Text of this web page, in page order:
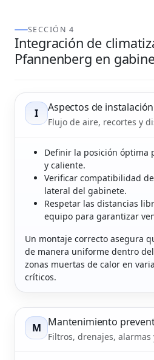
SECCIÓN 4
Integración de
Pfannenberg en
I Aspectos de
Flujo de aire, recortes y
Definir la posición óptima
y caliente.
Verificar compatibilidad
lateral del gabinete.
Respetar las distancias
equipo para garantizar
Un montaje correcto asegura
de manera uniforme dentro
zonas muertas de calor en
críticos.
M Mantenimiento
Filtros, drenajes,